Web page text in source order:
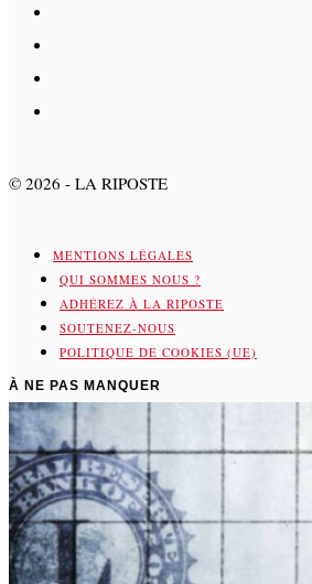
© 2026 - LA RIPOSTE
MENTIONS LÉGALES
QUI SOMMES NOUS ?
ADHÉREZ À LA RIPOSTE
SOUTENEZ-NOUS
POLITIQUE DE COOKIES (UE)
À NE PAS MANQUER